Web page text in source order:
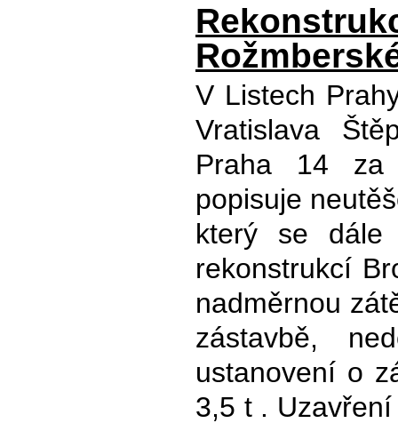
V Listech
Vratislava
Praha 14 za
popisuje
který se dále
rekonstrukcí
nadměrnou
zástavbě,
ustanovení o
3,5 t .